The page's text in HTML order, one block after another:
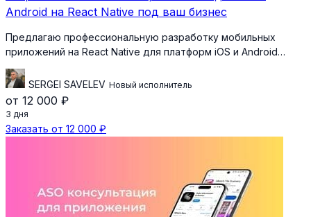
Android на React Native под ваш бизнес
Предлагаю профессиональную разработку мобильных
приложений на React Native для платформ iOS и Android…
SERGEI SAVELEV Новый исполнитель
от 12 000 ₽
3 дня
Заказать от 12 000 ₽